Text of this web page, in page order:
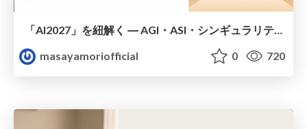
「AI2027」を紐解く ― AGI・ASI・シンギュラリティ
masayamoriofficial
0 720